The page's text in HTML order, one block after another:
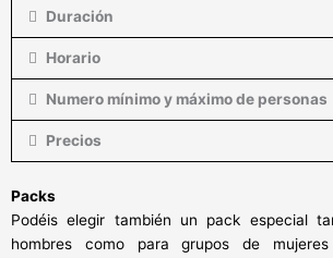
Duración
Horario
Numero mínimo y máximo de personas
Precios
Packs
Podéis elegir también un pack especial
hombres como para grupos de